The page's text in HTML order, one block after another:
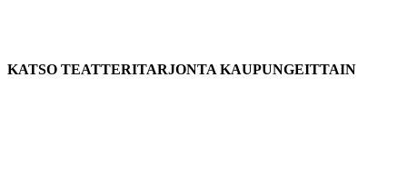
KATSO TEATTERITARJONTA KAUPUNGEITTAIN